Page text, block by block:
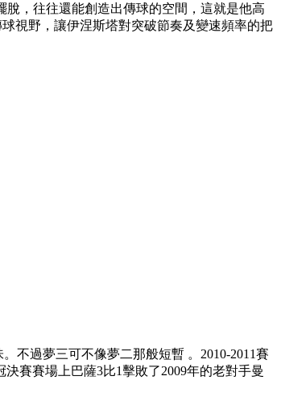
，往往還能創造出傳球的空間，這就是他高
視野，讓伊涅斯塔對突破節奏及變速頻率的把
。不過夢三可不像夢二那般短暫 。2010-2011賽
冠決賽賽場上巴薩3比1擊敗了2009年的老對手曼